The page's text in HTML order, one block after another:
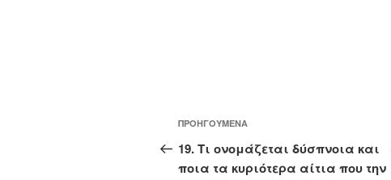
Πλοήγηση
άρθρων
Προηγούμενο
άρθρο
ΠΡΟΗΓΟΎΜΕΝΑ
19. Τι ονομάζεται δύσπνοια και
ποια τα κυριότερα αίτια που την